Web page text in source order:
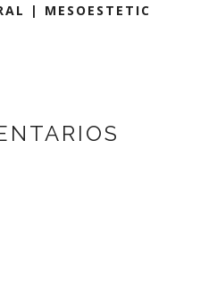
| MESOESTETIC